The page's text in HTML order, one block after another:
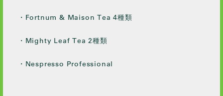
・Fortnum & Maison Tea 4種類
・Mighty Leaf Tea 2種類
・Nespresso Professional